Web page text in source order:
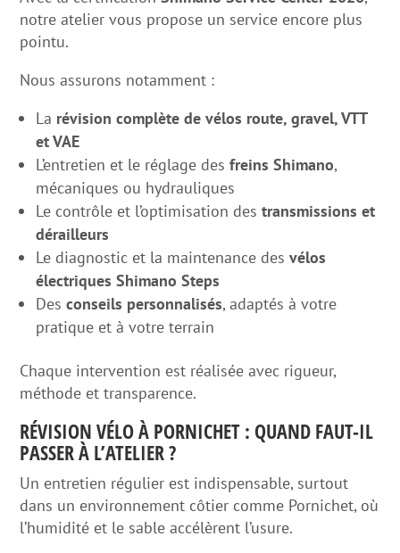
notre atelier vous propose un service encore plus
pointu.
Nous assurons notamment :
La révision complète de vélos route, gravel, VTT
et VAE
L’entretien et le réglage desfreins Shimano,
mécaniques ou hydrauliques
Le contrôle et l’optimisation destransmissions et
dérailleurs
Le diagnostic et la maintenance desvélos
électriques Shimano Steps
Desconseils personnalisés, adaptés à votre
pratique et à votre terrain
Chaque intervention est réalisée avec rigueur,
méthode et transparence.
RÉVISION VÉLO À PORNICHET : QUAND FAUT-IL
PASSER À L’ATELIER ?
Un entretien régulier est indispensable, surtout
dans un environnement côtier comme Pornichet, où
l’humidité et le sable accélèrent l’usure.